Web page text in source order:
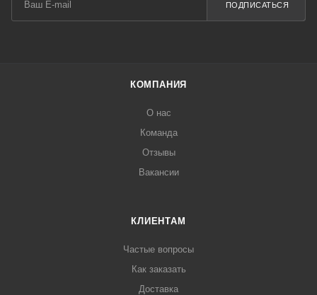
ПОДПИСАТЬСЯ
КОМПАНИЯ
О нас
Команда
Отзывы
Вакансии
КЛИЕНТАМ
Частые вопросы
Как заказать
Доставка